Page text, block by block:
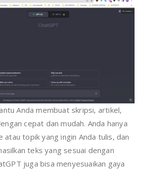
Anda membuat skripsi, artikel,
cepat dan mudah. Anda hanya
atau topik yang ingin Anda tulis, dan
teks yang sesuai dengan
juga bisa menyesuaikan gaya